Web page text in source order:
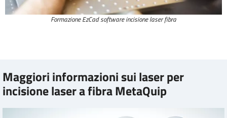
Formazione EzCad software incisione laser fibra
Maggiori informazioni sui laser per
incisione laser a fibra MetaQuip